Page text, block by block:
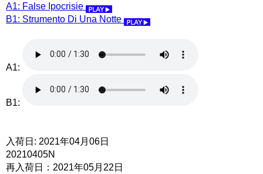
A1: False Ipocrisie
B1: Strumento Di Una Notte
A1:
B1:
入荷日: 2021年04月06日
20210405N
再入荷日：2021年05月22日